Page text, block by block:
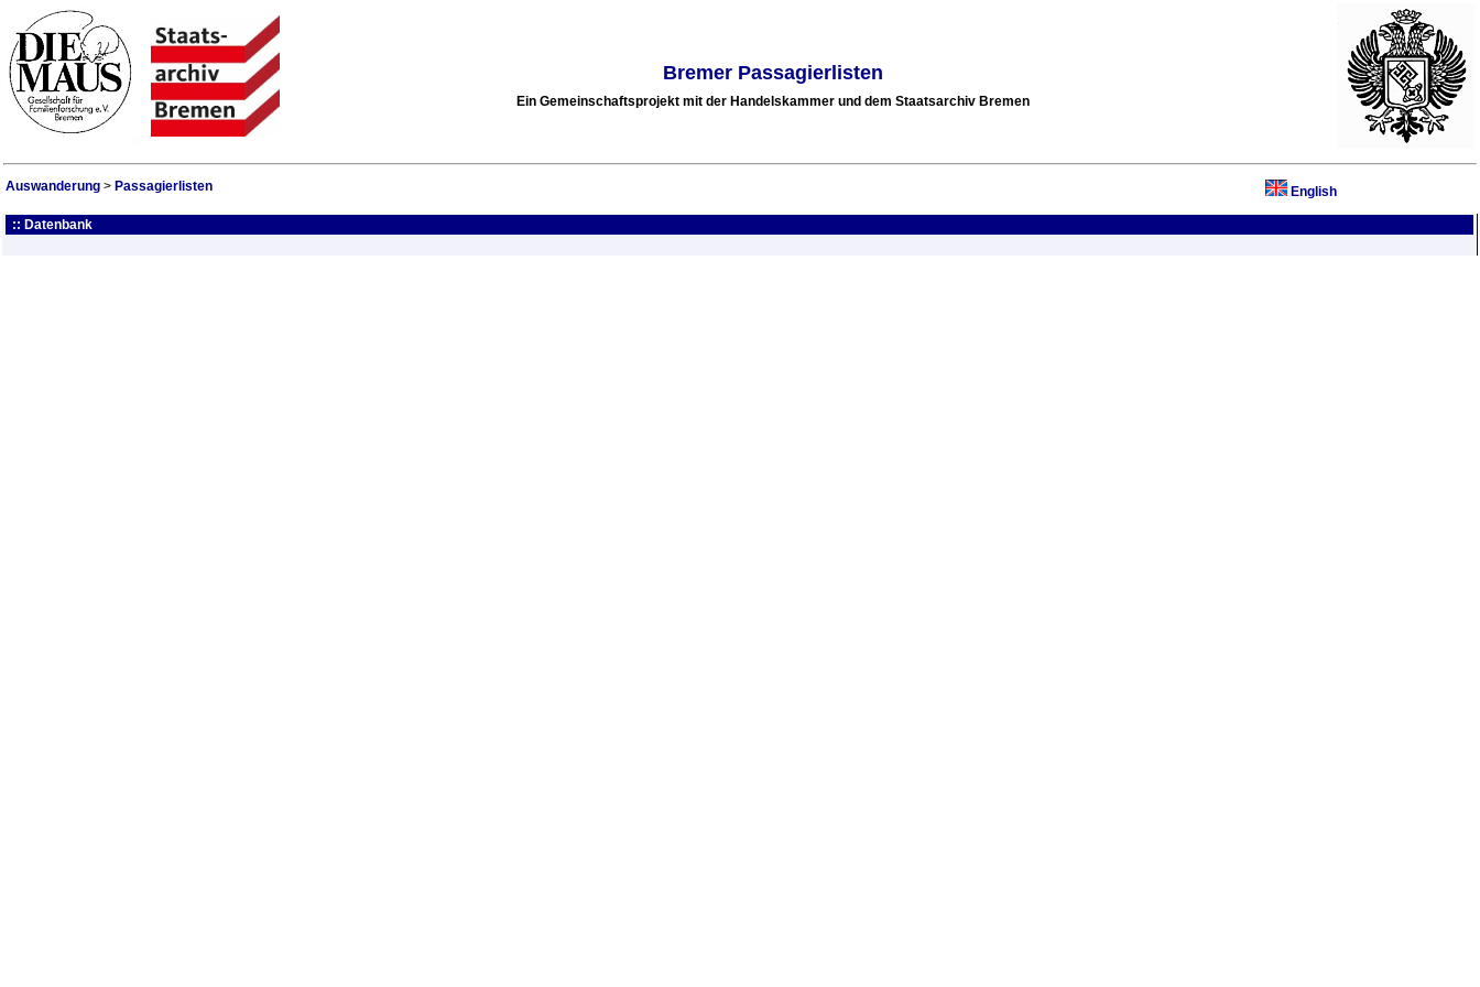
Bremer Passagierlisten
Ein Gemeinschaftsprojekt mit der Handelskammer und dem Staatsarchiv Bremen
Auswanderung > Passagierlisten English
:: Datenbank